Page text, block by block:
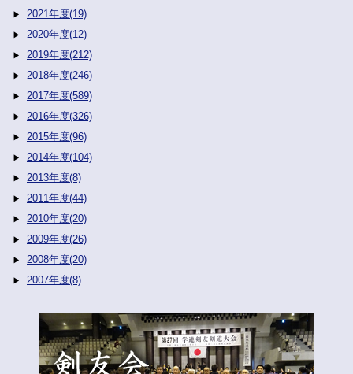
2021年度(19)
2020年度(12)
2019年度(212)
2018年度(246)
2017年度(589)
2016年度(326)
2015年度(96)
2014年度(104)
2013年度(8)
2011年度(44)
2010年度(20)
2009年度(26)
2008年度(20)
2007年度(8)